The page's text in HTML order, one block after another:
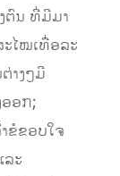
ຕົນ ທີ່ມີມາ
ໄໝເທື່ອລະ
າງໆມີ
ອອກ;
ຂໍຂອບໃຈ
ະ